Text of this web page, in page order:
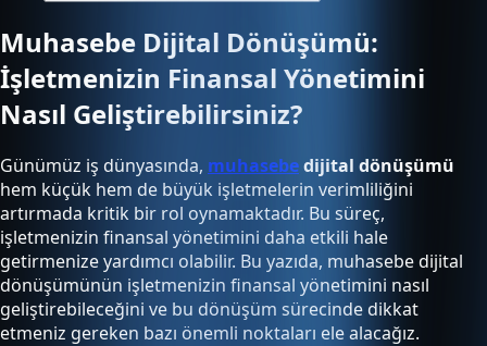
Muhasebe Dijital Dönüşümü:
İşletmenizin Finansal Yönetimini
Nasıl Geliştirebilirsiniz?
Günümüz iş dünyasında, muhasebedijital dönüşümü
hem küçük hem de büyük işletmelerin verimliliğini
artırmada kritik bir rol oynamaktadır. Bu süreç,
işletmenizin finansal yönetimini daha etkili hale
getirmenize yardımcı olabilir. Bu yazıda, muhasebe dijital
dönüşümünün işletmenizin finansal yönetimini nasıl
geliştirebileceğini ve bu dönüşüm sürecinde dikkat
etmeniz gereken bazı önemli noktaları ele alacağız.